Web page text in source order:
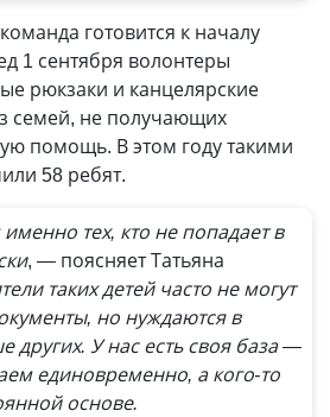
готовится к началу
1 сентября волонтеры
рюкзаки и канцелярские
семей, не получающих
помощь. В этом году такими
58 ребят.
тех, кто не попадает в
, — поясняет Татьяна
таких детей час­то не могут
но нуждаются в
У нас есть своя база —
единовременно, а кого-то
основе.